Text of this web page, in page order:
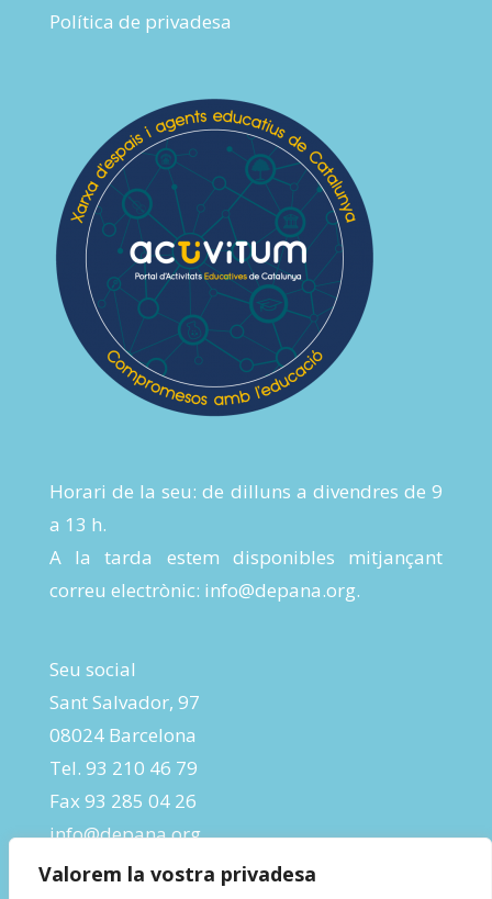
Valorem la vostra privadesa
Política de privadesa
Horari de la seu: de dilluns a divendres de 9
a 13 h.
A la tarda estem disponibles mitjançant
correu electrònic: info@depana.org.
Seu social
Sant Salvador, 97
08024 Barcelona
Tel. 93 210 46 79
Fax 93 285 04 26
info@depana.org